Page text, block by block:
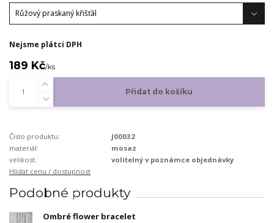
Nejsme plátci DPH
189 Kč/ks
Přidat do košíku
Číslo produktu:
J00032
materiál:
mosaz
velikost:
volitelný v poznámce objednávky
Hlídat cenu / dostupnost
Podobné produkty
Ombré flower bracelet